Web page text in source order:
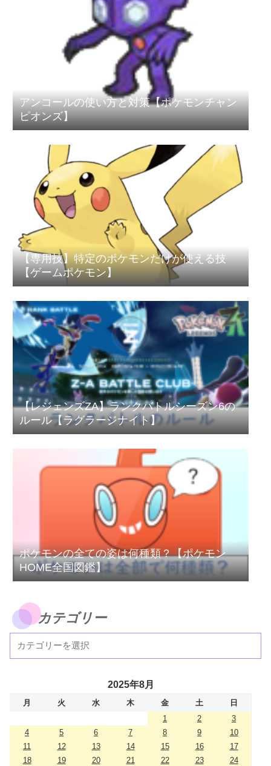
アンコールの使い方と対策【ポケモンチャン
ピオンズ】
【専用技】特定のポケモンだけが使える技
【ゲームポケモン】
【レジェンズZA】ランクバトルシーズン6の
ルール【ラグラージナイト】
ポケモンの全ての姿は何種類？【ポケモン
HOME全国図鑑】
カテゴリー
2025年8月
月 火 水 木 金 土
日
1
2
3
4
5 6 7 8 9
10
11
12 13 14 15 16
17
18
19 20 21 22 23
24